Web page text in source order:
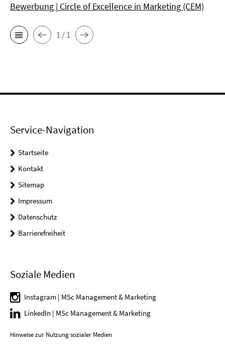
Bewerbung | Circle of Excellence in Marketing (CEM)
1 / 1
Service-Navigation
Startseite
Kontakt
Sitemap
Impressum
Datenschutz
Barrierefreiheit
Soziale Medien
Instagram | MSc Management & Marketing
LinkedIn | MSc Management & Marketing
Hinweise zur Nutzung sozialer Medien